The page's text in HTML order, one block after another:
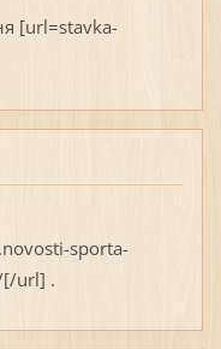
[url=stavka-
sporta-
[/url] .